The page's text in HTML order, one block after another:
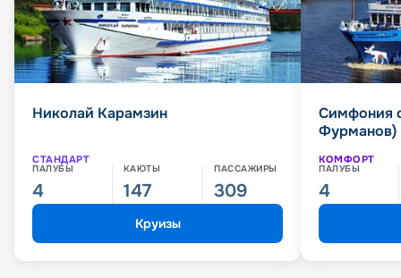
Николай Карамзин
СТАНДАРТ
ПАЛУБЫ
4
КАЮТЫ
147
ПАССАЖИРЫ
309
Круизы
Симфония
Фурманов)
КОМФОРТ
ПАЛУБЫ
4